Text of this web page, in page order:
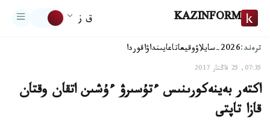
KAZINFORM ق ز
ترەند:2026-سايلاۋ وقيعاتاعايىنداۋاقوردا
07:35, 25 قاڭتار 2017
اكتەر بەينەكورىنىس ءتۇسىرۋ ءۇشىن اتقان وقتان
قازا تاپتى